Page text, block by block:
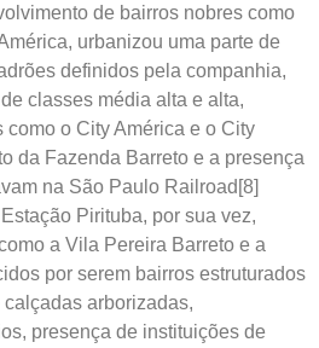
de bairros nobres como
urbanizou uma parte de
definidos pela companhia,
classes média alta e alta,
o City América e o City
da Fazenda Barreto e a presença
na São Paulo Railroad[8]
Pirituba, por sua vez,
a Vila Pereira Barreto e a
por serem bairros estruturados
arborizadas,
presença de instituições de